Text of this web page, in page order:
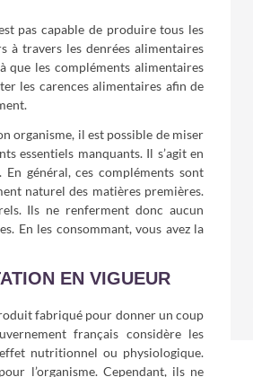
pas capable de produire tous les
à travers les denrées alimentaires
que les compléments alimentaires
les carences alimentaires afin de
organisme, il est possible de miser
essentiels manquants. Il s’agit en
général, ces compléments sont
naturel des matières premières.
Ils ne renferment donc aucun
En les consommant, vous avez la
EN VIGUEUR
fabriqué pour donner un coup
français considère les
nutritionnel ou physiologique.
l’organisme. Cependant, ils ne